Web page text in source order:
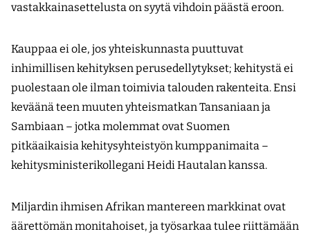
vastakkainasettelusta on syytä vihdoin päästä eroon.
Kauppaa ei ole, jos yhteiskunnasta puuttuvat
inhimillisen kehityksen perusedellytykset; kehitystä ei
puolestaan ole ilman toimivia talouden rakenteita. Ensi
keväänä teen muuten yhteismatkan Tansaniaan ja
Sambiaan – jotka molemmat ovat Suomen
pitkäaikaisia kehitysyhteistyön kumppanimaita –
kehitysministerikollegani Heidi Hautalan kanssa.
Miljardin ihmisen Afrikan mantereen markkinat ovat
äärettömän monitahoiset, ja työsarkaa tulee riittämään